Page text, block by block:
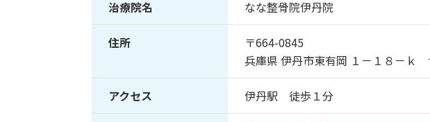
治療院名 なな整骨院伊丹院
住所
〒664-0845
兵庫県 伊丹市東有岡 １－１８－ｋ
アクセス 伊丹駅 徒歩１分